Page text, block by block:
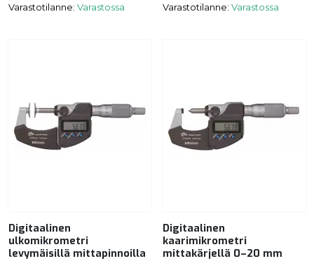
Varastotilanne: Varastossa
Varastotilanne: Varastossa
Digitaalinen
ulkomikrometri
levymäisillä mittapinnoilla
Digitaalinen
kaarimikrometri
mittakärjellä 0–20 mm